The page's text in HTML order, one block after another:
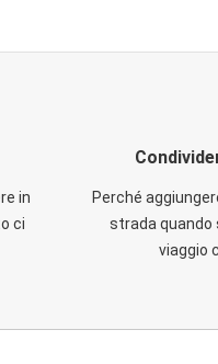
in
ci
Perché
strada quando
viaggio